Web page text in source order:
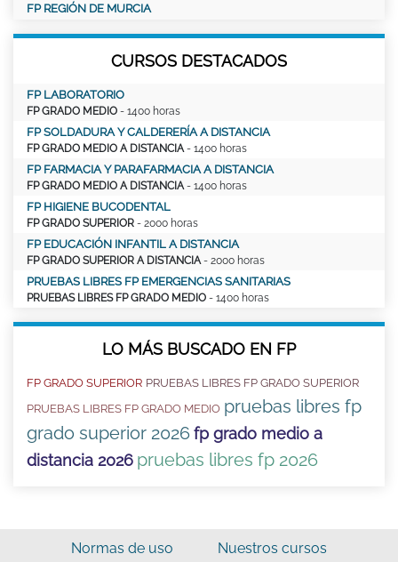
FP REGIÓN DE MURCIA
CURSOS DESTACADOS
FP LABORATORIO
FP GRADO MEDIO - 1400 horas
FP SOLDADURA Y CALDERERÍA A DISTANCIA
FP GRADO MEDIO A DISTANCIA - 1400 horas
FP FARMACIA Y PARAFARMACIA A DISTANCIA
FP GRADO MEDIO A DISTANCIA - 1400 horas
FP HIGIENE BUCODENTAL
FP GRADO SUPERIOR - 2000 horas
FP EDUCACIÓN INFANTIL A DISTANCIA
FP GRADO SUPERIOR A DISTANCIA - 2000 horas
PRUEBAS LIBRES FP EMERGENCIAS SANITARIAS
PRUEBAS LIBRES FP GRADO MEDIO - 1400 horas
LO MÁS BUSCADO EN FP
FP GRADO SUPERIOR PRUEBAS LIBRES FP GRADO SUPERIOR
PRUEBAS LIBRES FP GRADO MEDIO pruebas libres fp
grado superior 2026fp grado medio a
distancia 2026 pruebas libres fp 2026
Normas de uso
Nuestros cursos